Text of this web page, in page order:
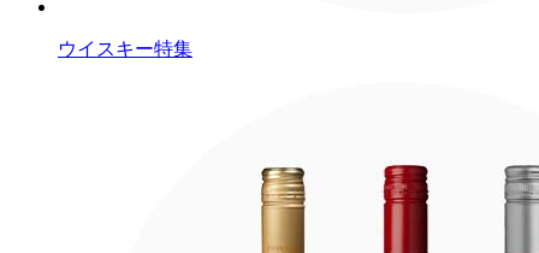
ウイスキー特集